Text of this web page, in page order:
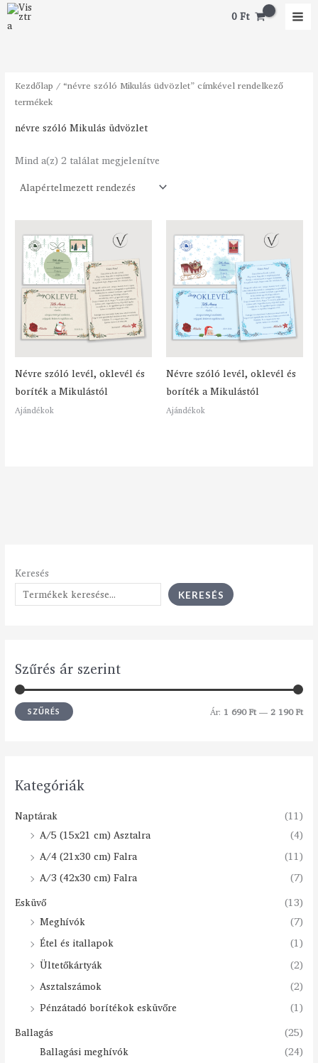
Skip
to
0Ft
Keresés
KERESÉS
Szűrés ár szerint
MM
SZŰRÉS Ár: 1 690 Ft— 2 190 Ft
Kategóriák
Naptárak
(11)
A/5 (15x21 cm) Asztalra
(4)
A/4 (21x30 cm) Falra
(11)
A/3 (42x30 cm) Falra
(7)
Esküvő
(13)
Meghívók
(7)
Étel és itallapok
(1)
Ültetőkártyák
(2)
Asztalszámok
(2)
Pénzátadó borítékok esküvőre
(1)
Ballagás
(25)
Ballagási meghívók
(24)
Kezdőlap / “névre szóló Mikulás üdvözlet” címkével rendelkező
termékek
névre szóló Mikulás üdvözlet
Mind a(z) 2 találat megjelenítve
Névre szóló levél, oklevél és
boríték a Mikulástól
Ajándékok
Névre szóló levél, oklevél és
boríték a Mikulástól
Ajándékok